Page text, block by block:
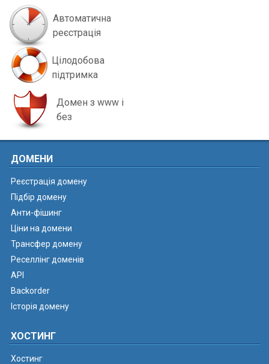
Автоматична
реєстрація
Цілодобова
підтримка
Домен з www і
без
ДОМЕНИ
Реєстрація домену
Підбір домену
Анти-фішинг
Ціни на домени
Трансфер домену
Реселлінг доменів
API
Backorder
Історія домену
ХОСТИНГ
Хостинг